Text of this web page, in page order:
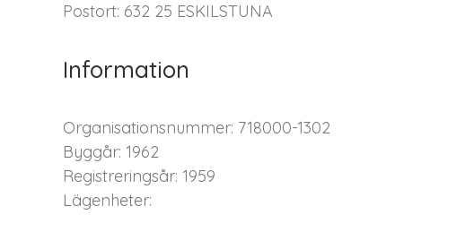
Postort: 632 25 ESKILSTUNA
Information
Organisationsnummer: 718000-1302
Byggår: 1962
Registreringsår: 1959
Lägenheter: